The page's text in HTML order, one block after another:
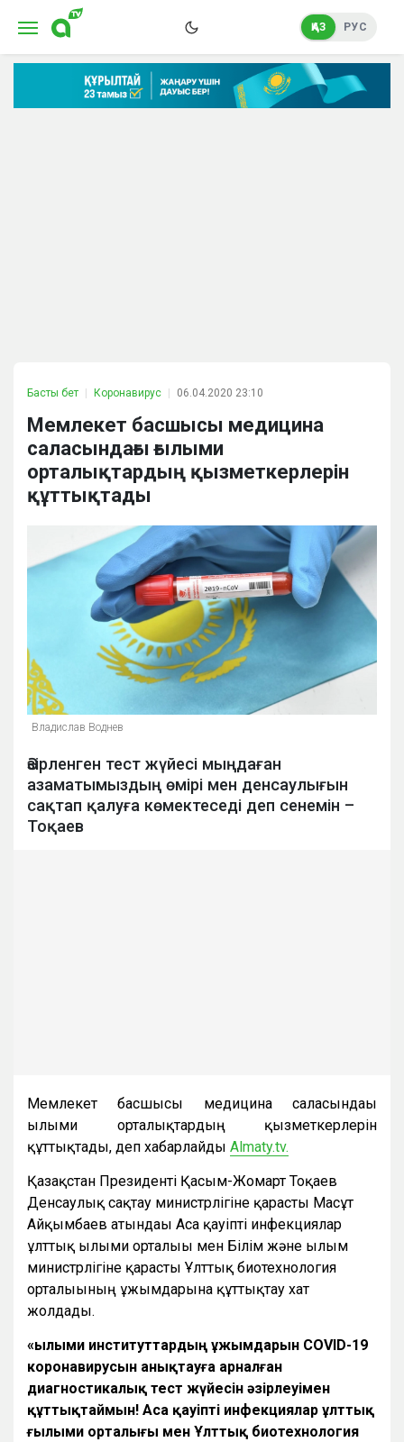
ҚАЗ РУС
Басты бет Коронавирус 06.04.2020 23:10
Мемлекет басшысы медицина
саласындағы ғылыми
орталықтардың қызметкерлерін
құттықтады
Владислав Воднев
Әзірленген тест жүйесі мыңдаған
азаматымыздың өмірі мен денсаулығын
сақтап қалуға көмектеседі деп сенемін –
Тоқаев
Мемлекет басшысы медицина саласындағы
ғылыми орталықтардың қызметкерлерін
құттықтады, деп хабарлайды Almaty.tv.
Қазақстан Президенті Қасым-Жомарт Тоқаев
Денсаулық сақтау министрлігіне қарасты Масғұт
Айқымбаев атындағы Аса қауіпті инфекциялар
ұлттық ғылыми орталығы мен Білім және ғылым
министрлігіне қарасты Ұлттық биотехнология
орталығының ұжымдарына құттықтау хат
жолдады.
«Ғылыми институттардың ұжымдарын COVID-19
коронавирусын анықтауға арналған
диагностикалық тест жүйесін әзірлеуімен
құттықтаймын! Аса қауіпті инфекциялар ұлттық
ғылыми орталығы мен Ұлттық биотехнология